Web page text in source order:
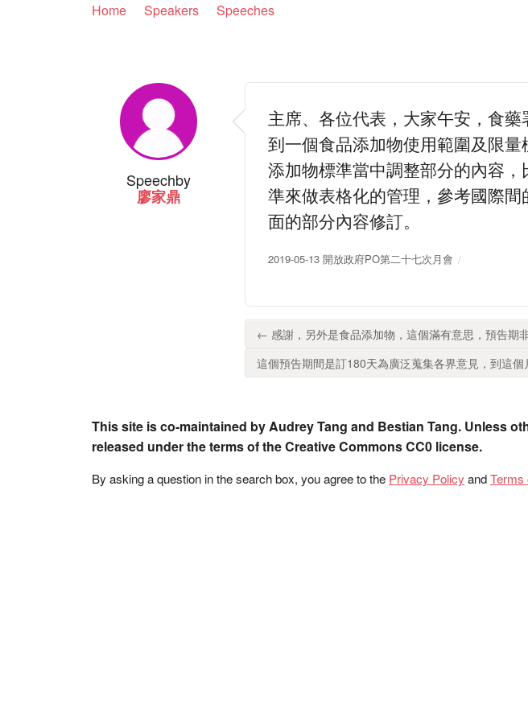
Home Speakers Speeches
Speechby
廖家鼎
主席、各位代表，大家午安，食
到一個食品添加物使用範圍及限
添加物標準當中調整部分的內容
準來做表格化的管理，參考國際
面的部分內容修訂。
2019-05-13 開放政府PO第二十七次月會
← 感謝，另外是食品添加物，這個滿有意思，預告期
這個預告期間是訂180天為廣泛蒐集各界意見，到這
This site is co-maintained by Audrey Tang and Bestian Tang. Unless
released under the terms of the Creative Commons CC0 license.
By asking a question in the search box, you agree to the Privacy Policy andTerms